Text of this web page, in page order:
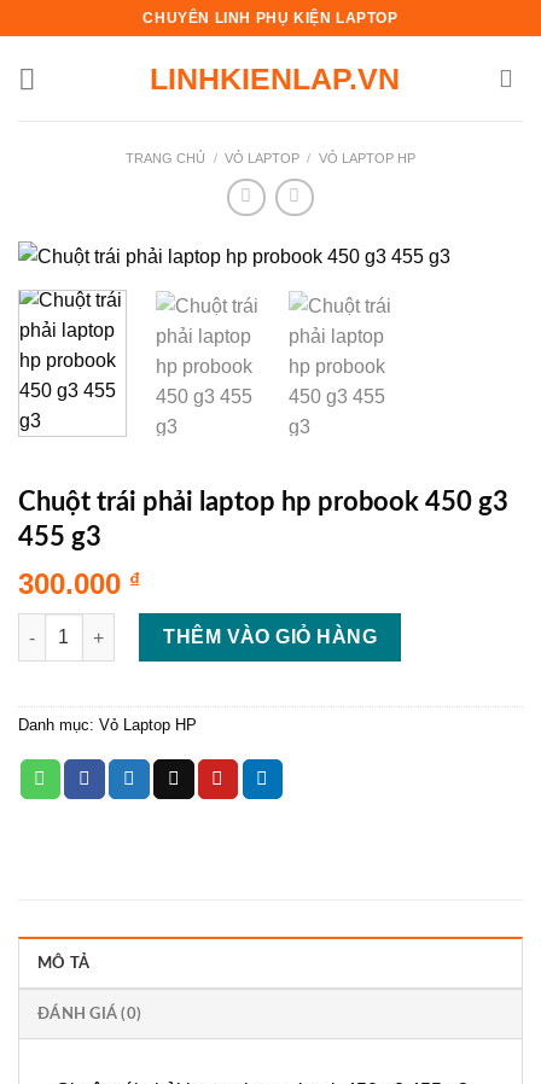
content
CHUYÊN LINH PHỤ KIỆN LAPTOP
LINHKIENLAP.VN
TRANG CHỦ / VỎ LAPTOP / VỎ LAPTOP HP
Chuột trái phải laptop hp probook 450 g3
455 g3
300.000 ₫
Chuột trái phải laptop hp probook 450 g3 455 g3 số lượng
THÊM VÀO GIỎ HÀNG
Danh mục: Vỏ Laptop HP
MÔ TẢ
ĐÁNH GIÁ (0)